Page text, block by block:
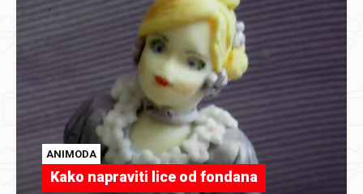
ANIMODA
Kako napraviti lice od fondana